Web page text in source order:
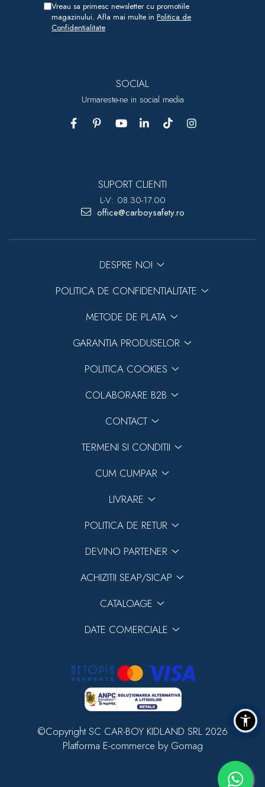
Vreau sa primesc newsletter cu promotiile
magazinului. Afla mai multe in Politica de
Confidentialitate
SOCIAL
Urmareste-ne in social media
SUPORT CLIENTI
L-V: 08.30-17.00
office@carboysafety.ro
DESPRE NOI
POLITICA DE CONFIDENTIALITATE
METODE DE PLATA
GARANTIA PRODUSELOR
POLITICA COOKIES
COLABORARE B2B
CONTACT
TERMENI SI CONDITII
CUM CUMPAR
LIVRARE
POLITICA DE RETUR
DEVINO PARTENER
ACHIZITII SEAP/SICAP
CATALOAGE
DATE COMERCIALE
©Copyright SC CAR-BOY KIDLAND SRL 2026
Platforma E-commerce by Gomag